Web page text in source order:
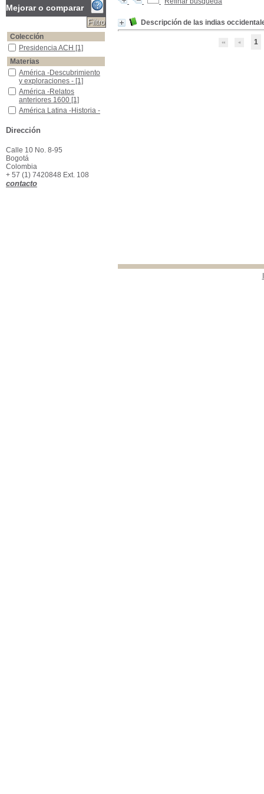
Descripción de las indias
1
Mejorar o comparar
Colección
Presidencia ACH
Presidencia ACH [1]
Materias
América -Descubrimiento y exploraciones -
América -Descubrimiento
y exploraciones - [1]
América -Relatos anteriores 1600
América -Relatos
anteriores 1600 [1]
América Latina -Historia -Hasta 1600
América Latina -Historia -
Antillas -Descripciones y viajes
Antillas -Descripciones y
Dirección
Calle 10 No. 8-95
Bogotá
Colombia
+ 57 (1) 7420848 Ext. 108
contacto